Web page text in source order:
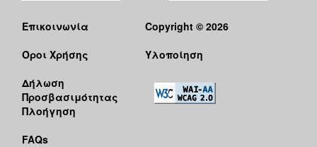
Επικοινωνία
Όροι Χρήσης
Δήλωση
Προσβασιμότητας
Πλοήγηση
FAQs
Copyright © 2026
Υλοποίηση